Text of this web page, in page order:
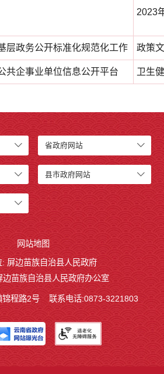
2023
层政务公开标准化规范化工作 政策
共企事业单位信息公开平台 卫生
省政府网站
县市政府网站
网站地图
: 屏边苗族自治县人民政府
边苗族自治县人民政府办公室
锦程路2号 联系电话:0873-3221803